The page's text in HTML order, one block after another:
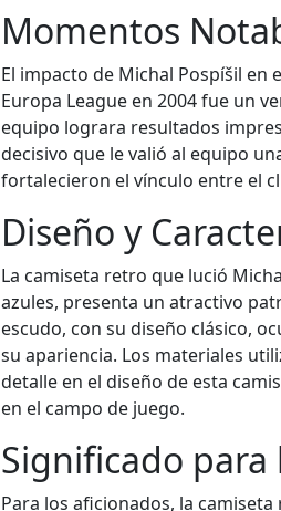
Momentos
El impacto de Michal Pospíšil en
Europa League en 2004 fue un
equipo lograra resultados
decisivo que le valió al equipo
fortalecieron el vínculo entre el
Diseño y
La camiseta retro que lució
azules, presenta un atractivo
escudo, con su diseño clásico,
su apariencia. Los materiales
detalle en el diseño de esta
en el campo de juego.
Significado para
Para los aficionados, la